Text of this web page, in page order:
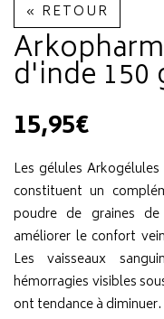
« RETOUR
d'inde 150
15,95€
Les gélules
constituent un
poudre de graines
améliorer le confort
Les vaisseaux
hémorragies visibles
ont tendance à diminuer.